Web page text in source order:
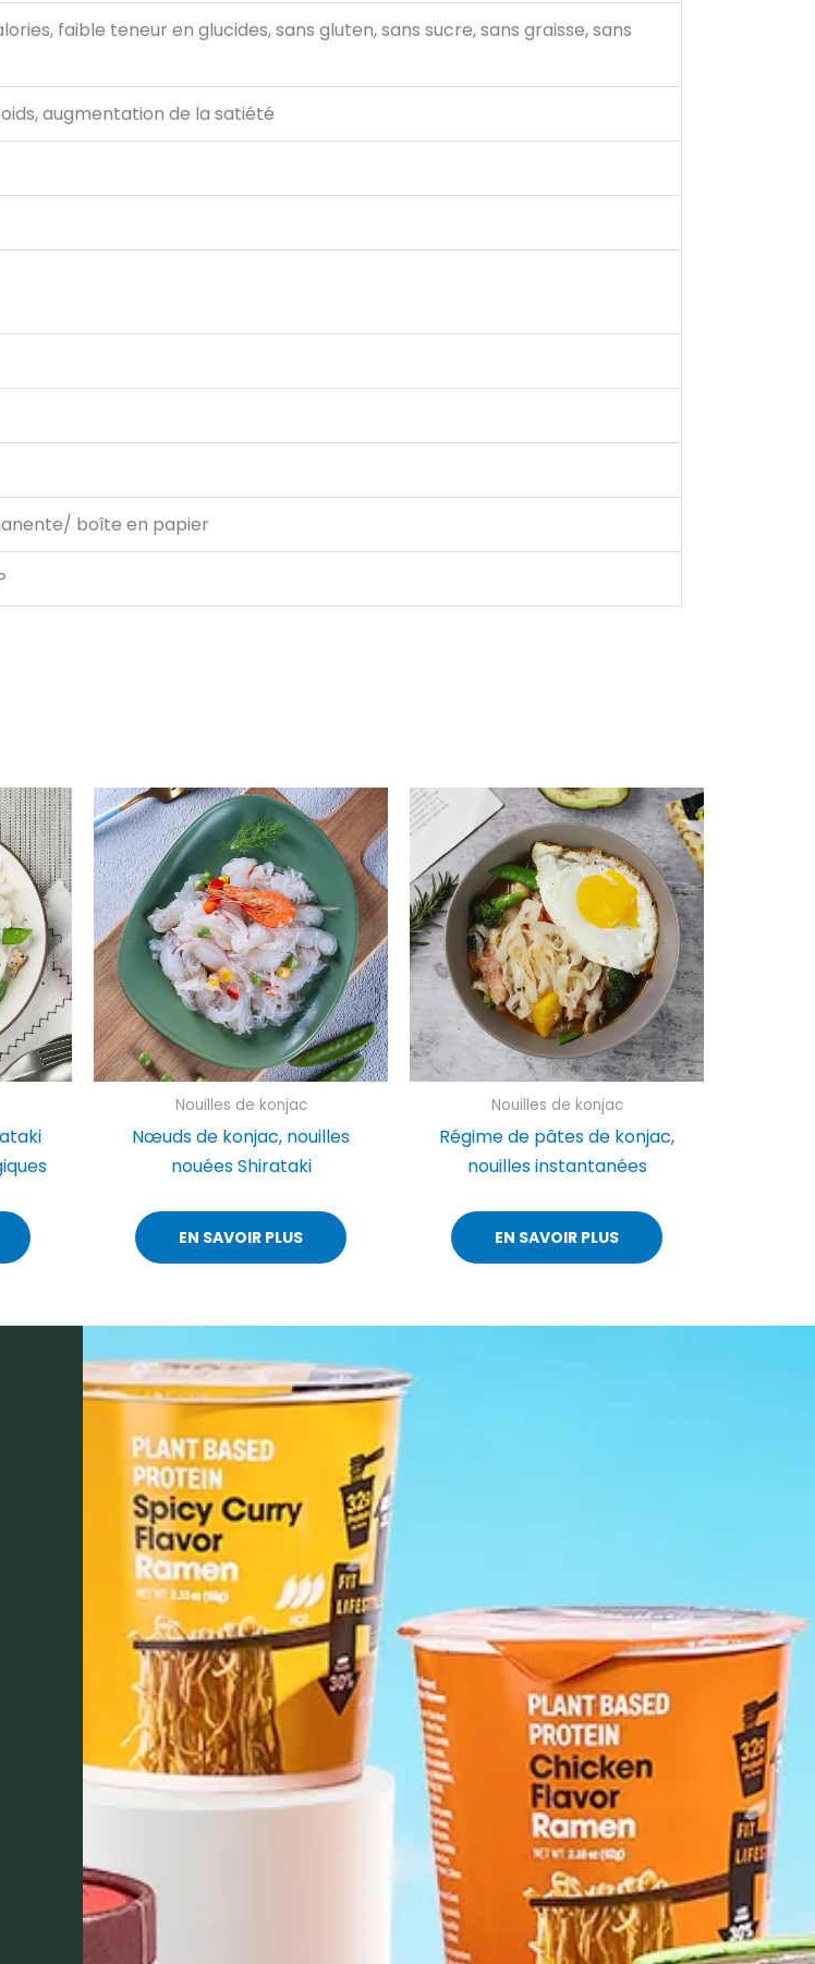
faible teneur en glucides, sans gluten, sans sucre, sans graisse, sans
augmentation de la satiété
boîte en papier
Nouilles de konjac
Nœuds de konjac, nouilles
nouées Shirataki
EN SAVOIR PLUS
Nouilles de konjac
Régime de pâtes de konjac,
nouilles instantanées
EN SAVOIR PLUS